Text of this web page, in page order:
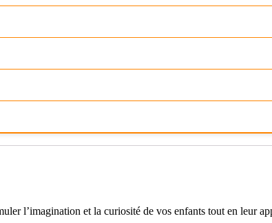
l’imagination et la curiosité de vos enfants tout en leur